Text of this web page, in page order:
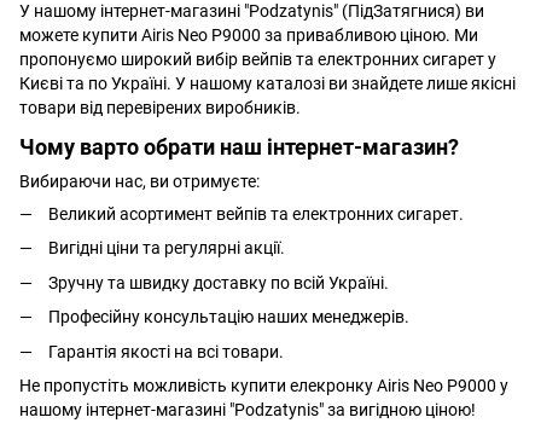
У нашому інтернет-магазині "Podzatynis" (ПідЗатягнися) ви
можете купити Airis Neo P9000 за привабливою ціною. Ми
пропонуємо широкий вибір вейпів та електронних сигарет у
Києві та по Україні. У нашому каталозі ви знайдете лише якісні
товари від перевірених виробників.
Чому варто обрати наш інтернет-магазин?
Вибираючи нас, ви отримуєте:
Великий асортимент вейпів та електронних сигарет.
Вигідні ціни та регулярні акції.
Зручну та швидку доставку по всій Україні.
Професійну консультацію наших менеджерів.
Гарантія якості на всі товари.
Не пропустіть можливість купити елекронку Airis Neo P9000 у
нашому інтернет-магазині "Podzatynis" за вигідною ціною!